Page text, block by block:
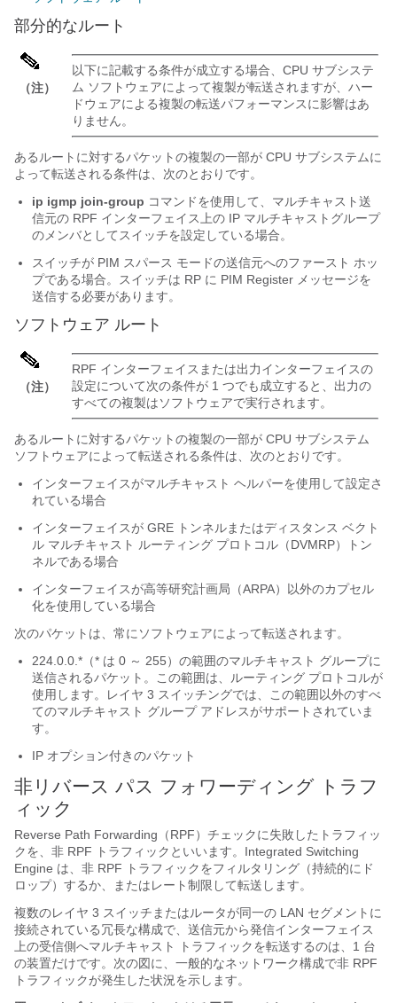
部分的なルート
（注）
以下に記載する条件が成立する場合、CPU サブシステ
ム ソフトウェアによって複製が転送されますが、ハー
ドウェアによる複製の転送パフォーマンスに影響はあ
りません。
あるルートに対するパケットの複製の一部が CPU サブシステムに
よって転送される条件は、次のとおりです。
ip igmp join-group コマンドを使用して、マルチキャスト送
信元の RPF インターフェイス上の IP マルチキャストグループ
のメンバとしてスイッチを設定している場合。
スイッチが PIM スパース モードの送信元へのファースト ホッ
プである場合。スイッチは RP に PIM Register メッセージを
送信する必要があります。
ソフトウェア ルート
（注）
RPF インターフェイスまたは出力インターフェイスの
設定について次の条件が 1 つでも成立すると、出力の
すべての複製はソフトウェアで実行されます。
あるルートに対するパケットの複製の一部が CPU サブシステム
ソフトウェアによって転送される条件は、次のとおりです。
インターフェイスがマルチキャスト ヘルパーを使用して設定さ
れている場合
インターフェイスが GRE トンネルまたはディスタンス ベクト
ル マルチキャスト ルーティング プロトコル（DVMRP）トン
ネルである場合
インターフェイスが高等研究計画局（ARPA）以外のカプセル
化を使用している場合
次のパケットは、常にソフトウェアによって転送されます。
224.0.0.*（* は 0 ～ 255）の範囲のマルチキャスト グループに
送信されるパケット。この範囲は、ルーティング プロトコルが
使用します。レイヤ 3 スイッチングでは、この範囲以外のすべ
てのマルチキャスト グループ アドレスがサポートされていま
す。
IP オプション付きのパケット
非リバース パス フォワーディング トラフ
ィック
Reverse Path Forwarding（RPF）チェックに失敗したトラフィッ
クを、非 RPF トラフィックといいます。Integrated Switching
Engine は、非 RPF トラフィックをフィルタリング（持続的にド
ロップ）するか、またはレート制限して転送します。
複数のレイヤ 3 スイッチまたはルータが同一の LAN セグメントに
接続されている冗長な構成で、送信元から発信インターフェイス
上の受信側へマルチキャスト トラフィックを転送するのは、1 台
の装置だけです。次の図に、一般的なネットワーク構成で非 RPF
トラフィックが発生した状況を示します。